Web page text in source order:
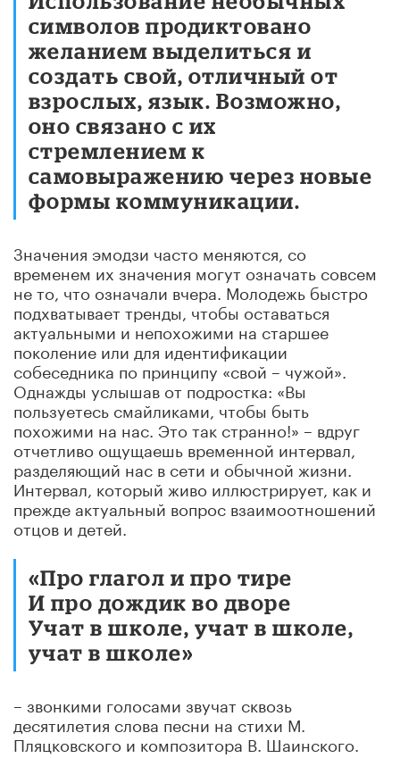
символов продиктовано
желанием выделиться и
создать свой, отличный от
взрослых, язык. Возможно,
оно связано с их
стремлением к
самовыражению через новые
формы коммуникации.
Значения эмодзи часто меняются, со
временем их значения могут означать совсем
не то, что означали вчера. Молодежь быстро
подхватывает тренды, чтобы оставаться
актуальными и непохожими на старшее
поколение или для идентификации
собеседника по принципу «свой– чужой».
Однажды услышав от подростка: «Вы
пользуетесь смайликами, чтобы быть
похожими на нас. Это так странно!» – вдруг
отчетливо ощущаешь временной интервал,
разделяющий нас в сети и обычной жизни.
Интервал, который живо иллюстрирует, как и
прежде актуальный вопрос взаимоотношений
отцов и детей.
«Про глагол и про тире
И про дождик во дворе
Учат в школе, учат в школе,
учат в школе»
– звонкими голосами звучат сквозь
десятилетия слова песни на стихи М.
Пляцковского и композитора В. Шаинского.